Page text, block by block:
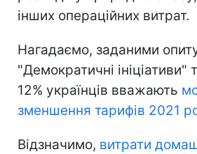
інших операційних витрат.
Нагадаємо, заданими
"Демократичні
12% українців вважають
зменшення тарифів 2021
Відзначимо, витрати